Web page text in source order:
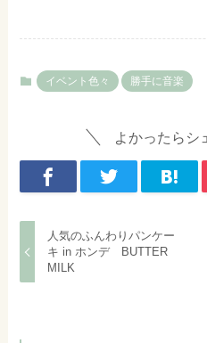
イベント色々 勝手に音楽
よかったらシ
人気のふんわりパンケー
キ in ホンデ BUTTER
MILK